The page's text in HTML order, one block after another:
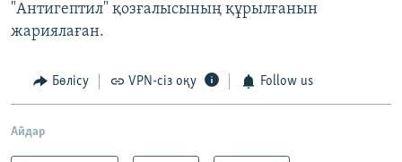
"Антигептил" қозғалысының құрылғанын
жариялаған.
Бөлісу VPN-сіз оқу Follow us
Айдар